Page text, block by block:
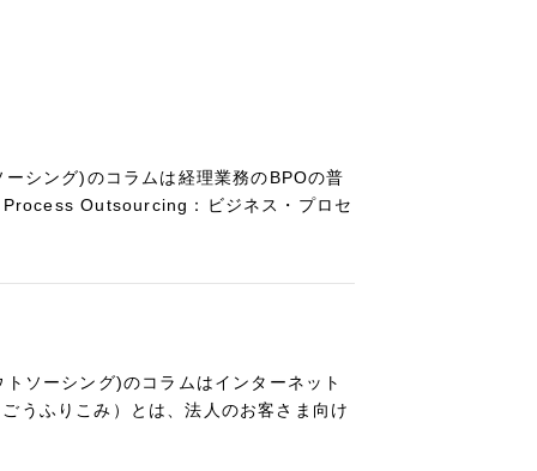
シング)のコラムは経理業務のBPOの普
Outsourcing：ビジネス・プロセ
ソーシング)のコラムはインターネット
うふりこみ）とは、法人のお客さま向け